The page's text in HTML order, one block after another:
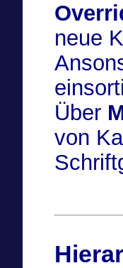
neue
Über
von